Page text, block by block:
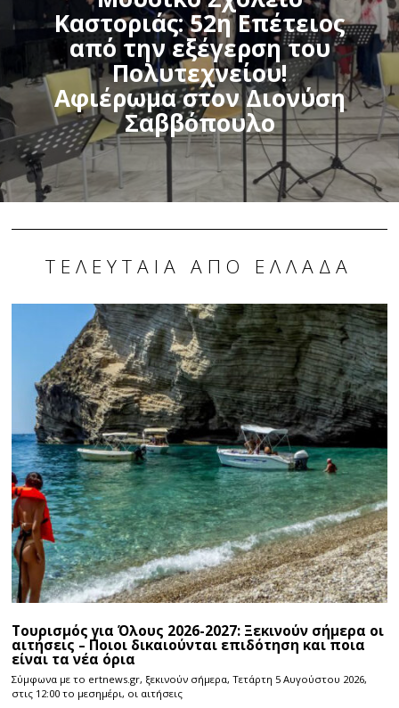
Καστοριάς: 52η Επέτειος
από την εξέγερση του
Πολυτεχνείου!
Αφιέρωμα στον Διονύση
Σαββόπουλο
ΤΕΛΕΥΤΑΊΑ ΑΠΌ ΕΛΛΆΔΑ
Τουρισμός για Όλους 2026-2027: Ξεκινούν σήμερα οι
αιτήσεις – Ποιοι δικαιούνται επιδότηση και ποια
είναι τα νέα όρια
Σύμφωνα με το ertnews.gr, ξεκινούν σήμερα, Τετάρτη 5 Αυγούστου 2026,
στις 12:00 το μεσημέρι, οι αιτήσεις